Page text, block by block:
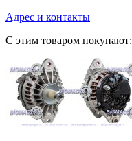
Адрес и контакты
С этим товаром покупают: